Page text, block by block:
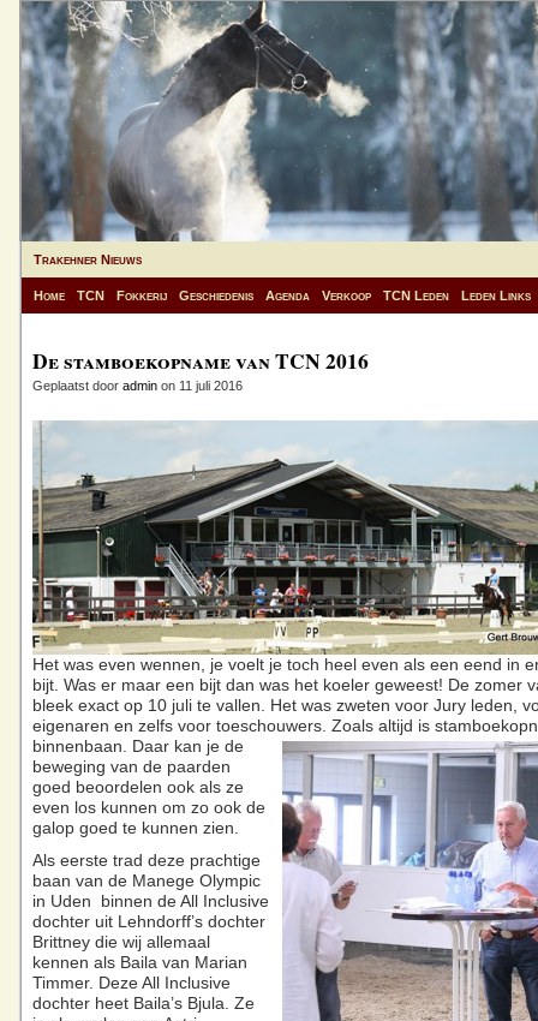
Trakehner Nieuws
Home TCN Fokkerij Geschiedenis Agenda Verkoop TCN Leden Leden Links
De stamboekopname van TCN 2016
Geplaatst door admin on 11 juli 2016
Het was even wennen, je voelt je toch heel even als een eend in
bijt. Was er maar een bijt dan was het koeler geweest! De zomer
bleek exact op 10 juli te vallen. Het was zweten voor Jury leden,
eigenaren en zelfs voor toeschouwers. Zoals altijd is
binnenbaan. Daar kan je de
beweging van de paarden
goed beoordelen ook als ze
even los kunnen om zo ook de
galop goed te kunnen zien.
Als eerste trad deze prachtige
baan van de Manege Olympic
in Uden binnen de All Inclusive
dochter uit Lehndorff’s dochter
Brittney die wij allemaal
kennen als Baila van Marian
Timmer. Deze All Inclusive
dochter heet Baila’s Bjula. Ze